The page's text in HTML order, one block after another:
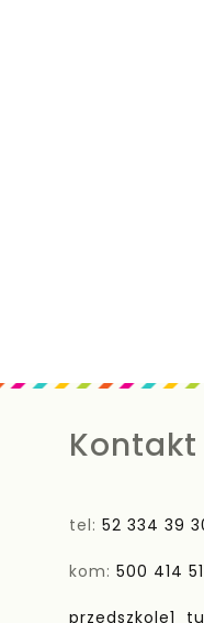
Kontakt
tel: 52 334 39
kom: 500 414